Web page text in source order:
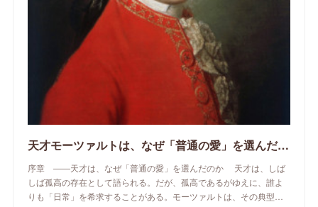
天才モーツァルトは、なぜ「普通の愛」を選んだのか
序章 ——天才は、なぜ「普通の愛」を選んだのか 天才は、しば
しば孤高の存在として語られる。だが、孤高であるがゆえに、誰よ
りも「日常」を希求することがある。モーツァルトは、その典型…